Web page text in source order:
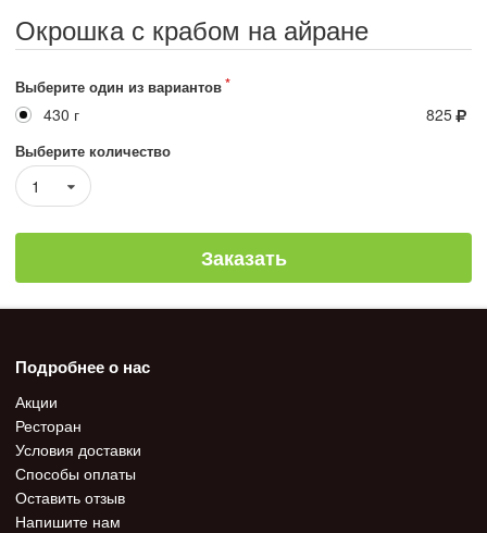
Окрошка с крабом на айране
Выберите один из вариантов
430 г 825
Выберите количество
1
Заказать
Подробнее о нас
Акции
Ресторан
Условия доставки
Способы оплаты
Оставить отзыв
Напишите нам